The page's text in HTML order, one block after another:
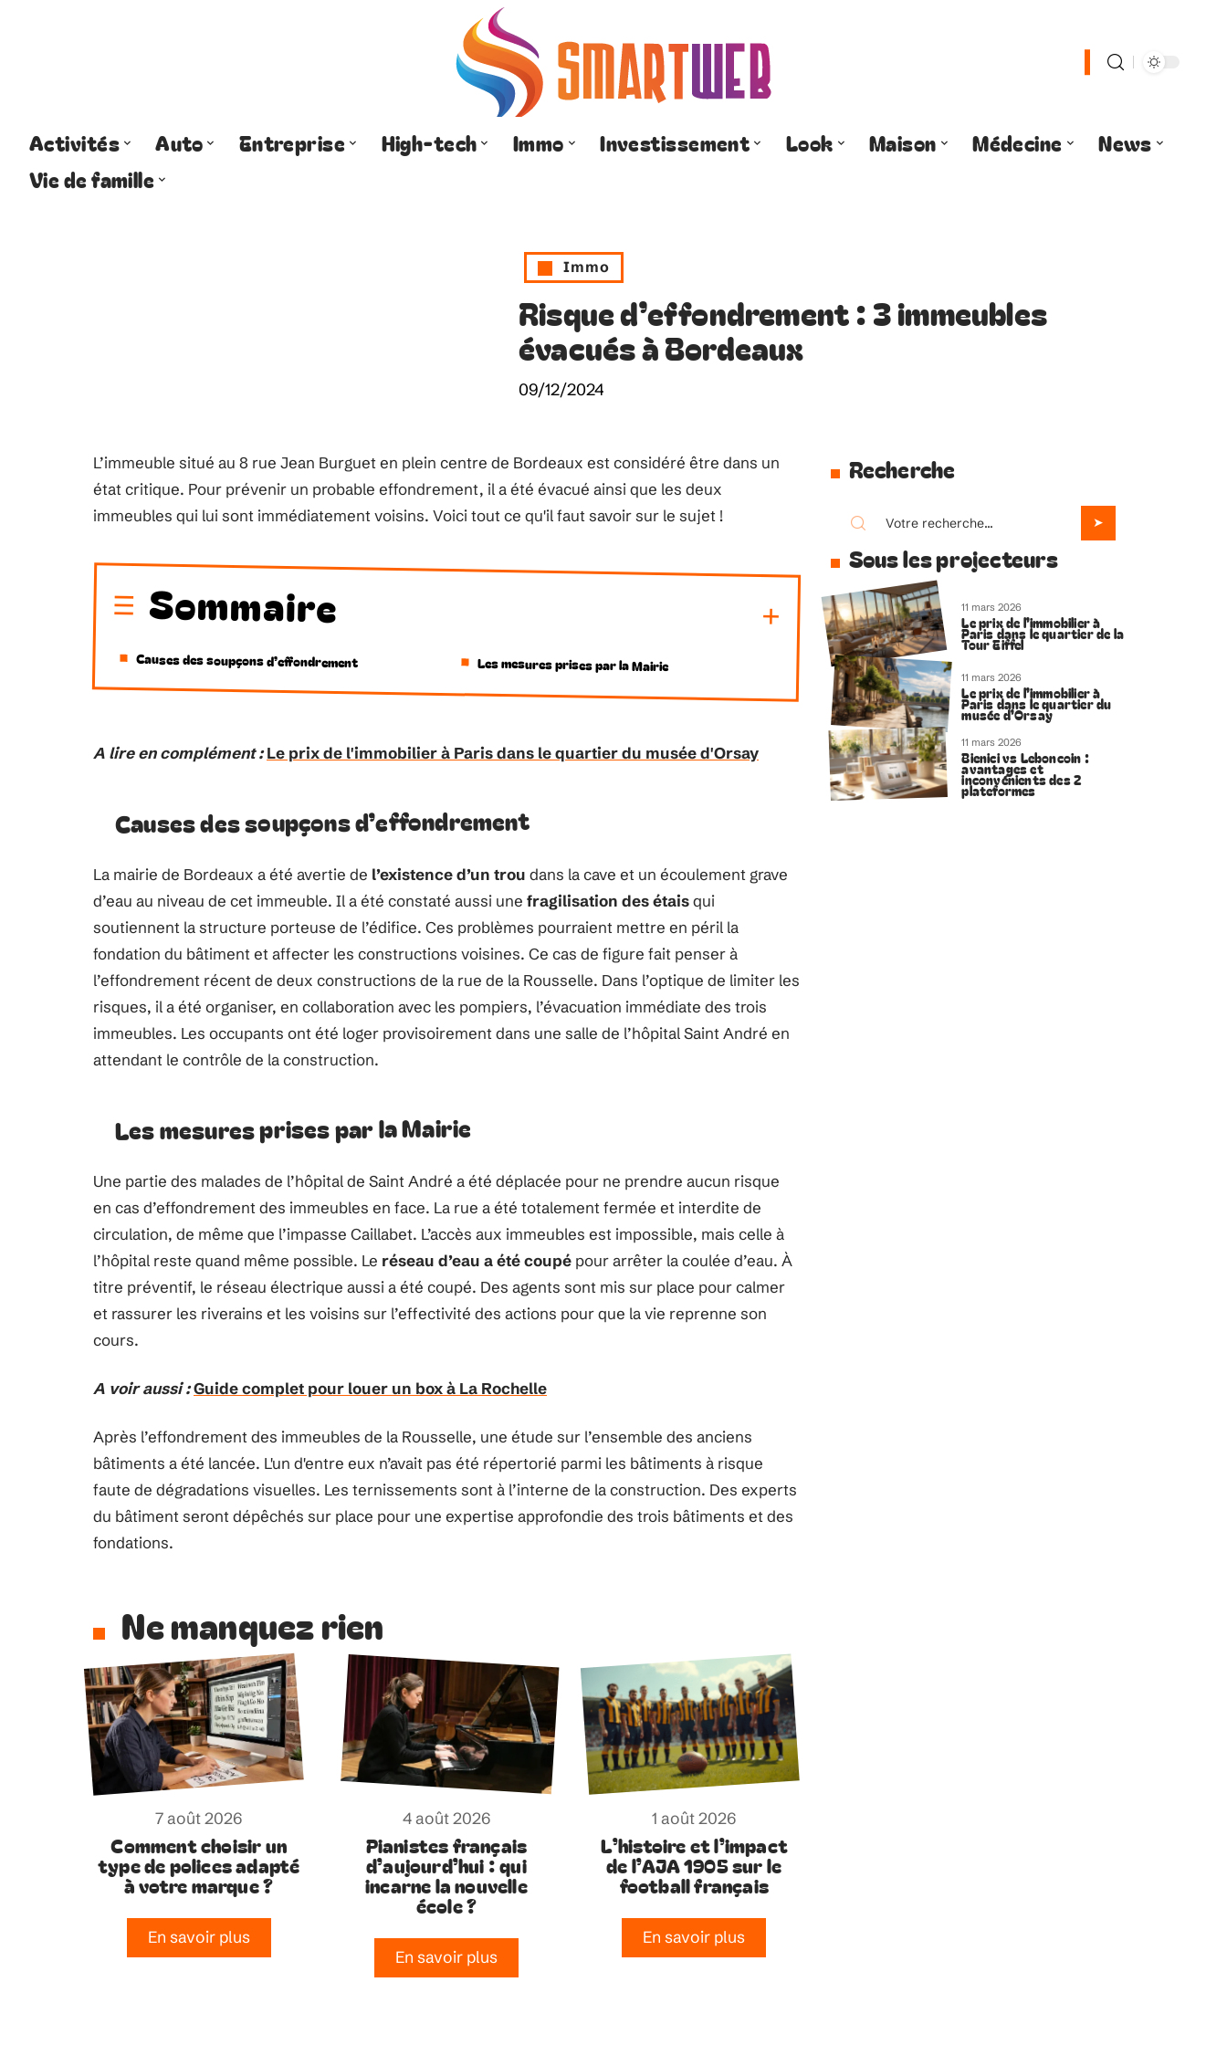
Activités Auto Entreprise High-tech Immo Investissement Look Maison Médecine
News
Vie de famille
Immo
Risque d’effondrement : 3 immeubles
évacués à Bordeaux
09/12/2024
L’immeuble situé au 8 rue Jean Burguet en plein centre de Bordeaux est considéré être dans un
état critique. Pour prévenir un probable effondrement, il a été évacué ainsi que les deux
immeubles qui lui sont immédiatement voisins. Voici tout ce qu'il faut savoir sur le sujet !
Sommaire
Causes des soupçons d’effondrement Les mesures prises par la Mairie
A lire en complément : Le prix de l'immobilier à Paris dans le quartier du musée d'Orsay
Causes des soupçons d’effondrement
La mairie de Bordeaux a été avertie de l’existence d’un trou dans la cave et un écoulement grave
d’eau au niveau de cet immeuble. Il a été constaté aussi une fragilisation des étaisqui
soutiennent la structure porteuse de l’édifice. Ces problèmes pourraient mettre en péril la
fondation du bâtiment et affecter les constructions voisines. Ce cas de figure fait penser à
l’effondrement récent de deux constructions de la rue de la Rousselle. Dans l’optique de limiter les
risques, il a été organiser, en collaboration avec les pompiers, l’évacuation immédiate des trois
immeubles. Les occupants ont été loger provisoirement dans une salle de l’hôpital Saint André en
attendant le contrôle de la construction.
Les mesures prises par la Mairie
Une partie des malades de l’hôpital de Saint André a été déplacée pour ne prendre aucun risque
en cas d’effondrement des immeubles en face. La rue a été totalement fermée et interdite de
circulation, de même que l’impasse Caillabet. L’accès aux immeubles est impossible, mais celle à
l’hôpital reste quand même possible. Le réseau d’eau a été coupé pour arrêter la coulée d’eau. À
titre préventif, le réseau électrique aussi a été coupé. Des agents sont mis sur place pour calmer
et rassurer les riverains et les voisins sur l’effectivité des actions pour que la vie reprenne son
cours.
A voir aussi :Guide complet pour louer un box à La Rochelle
Après l’effondrement des immeubles de la Rousselle, une étude sur l’ensemble des anciens
bâtiments a été lancée. L'un d'entre eux n’avait pas été répertorié parmi les bâtiments à risque
faute de dégradations visuelles. Les ternissements sont à l’interne de la construction. Des experts
du bâtiment seront dépêchés sur place pour une expertise approfondie des trois bâtiments et des
fondations.
Ne manquez rien
7 août 2026
Comment choisir un
type de polices adapté
à votre marque ?
En savoir plus
4 août 2026
Pianistes français
d’aujourd’hui : qui
incarne la nouvelle
école ?
En savoir plus
1 août 2026
L’histoire et l’impact
de l’AJA 1905 sur le
football français
En savoir plus
Recherche
Sous les projecteurs
11 mars 2026
Le prix de l’immobilier à
Paris dans le quartier de la
Tour Eiffel
11 mars 2026
Le prix de l’immobilier à
Paris dans le quartier du
musée d’Orsay
11 mars 2026
Bienici vs Leboncoin :
avantages et
inconvénients des 2
plateformes